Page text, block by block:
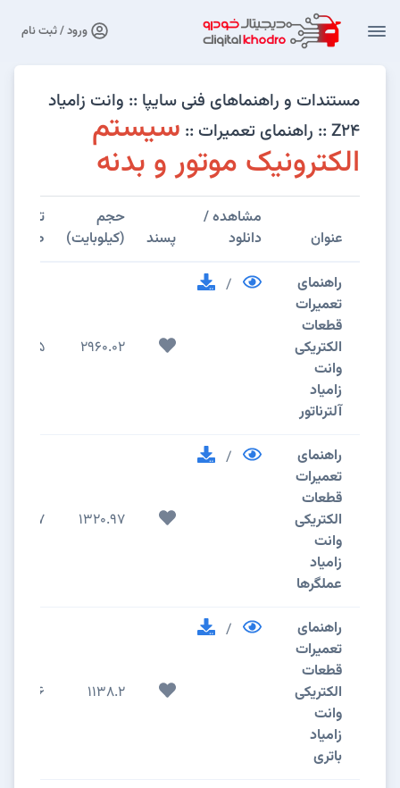
ورود / ثبت نام
مستندات و راهنماهای فنی سایپا :: وانت زامیاد
Z24 :: راهنمای تعمیرات ::
سیستم
الکترونیک موتور و بدنه
عنوان
مشاهده /
دانلود
پسند
حجم
(کیلوبایت)
تعداد
صفحات
راهنمای
تعمیرات
قطعات
الکتریکی
وانت
زامیاد
آلترناتور
/
2960.02
15
راهنمای
تعمیرات
قطعات
الکتریکی
وانت
زامیاد
عملگرها
/
1320.97
7
راهنمای
تعمیرات
قطعات
الکتریکی
وانت
زامیاد
باتری
/
1138.2
6